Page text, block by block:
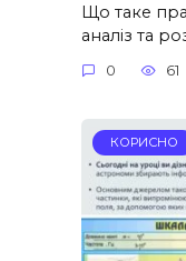
Що таке
аналіз та
0 61
КОРИСНО